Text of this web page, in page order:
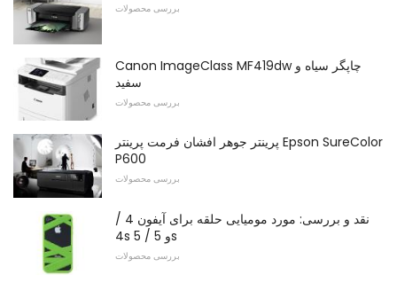
بررسی محصولات
Canon ImageClass MF419dw چاپگر سیاه و
سفید
بررسی محصولات
پرینتر جوهر افشان فرمت پرینتر Epson SureColor
P600
بررسی محصولات
نقد و بررسی: مورد مومیایی حلقه برای آیفون 4 /
4s و 5 / 5s
بررسی محصولات